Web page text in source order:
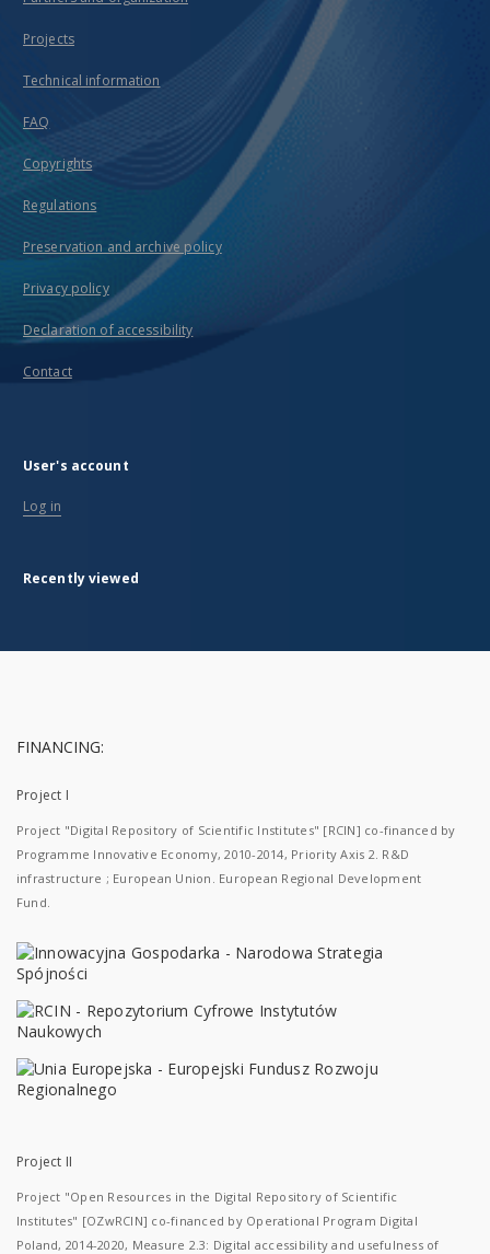
Projects
Technical information
FAQ
Copyrights
Regulations
Preservation and archive policy
Privacy policy
Declaration of accessibility
Contact
User's account
Log in
Recently viewed
FINANCING:
Project I
Project "Digital Repository of Scientific Institutes" [RCIN] co-financed by
Programme Innovative Economy, 2010-2014, Priority Axis 2. R&D
infrastructure ; European Union. European Regional Development
Fund.
Project II
Project "Open Resources in the Digital Repository of Scientific
Institutes" [OZwRCIN] co-financed by Operational Program Digital
Poland, 2014-2020, Measure 2.3: Digital accessibility and usefulness of